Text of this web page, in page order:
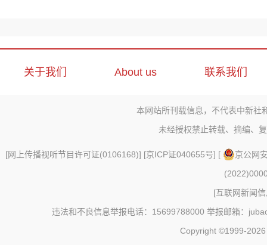
关于我们 About us 联系我们
本网站所刊载信息，不代表中新社
未经授权禁止转载、摘编、
[网上传播视听节目许可证(0106168)] [京ICP证040655号] [
京公网
[互联网新闻
违法和不良信息举报电话：15699788000 举报邮箱：
Copyright ©1999-